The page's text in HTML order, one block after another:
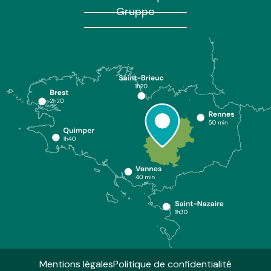
Gruppo
Mentions légalesPolitique de confidentialité